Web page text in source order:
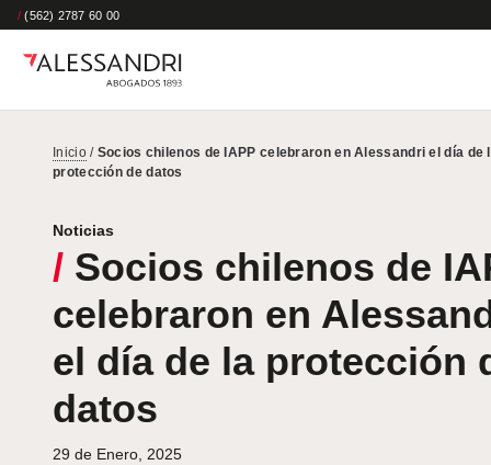
/ (562) 2787 60 00
Inicio/ Socios chilenos de IAPP celebraron en Alessandri el día de
protección de datos
Noticias
/ Socios chilenos de
celebraron en
el día de la protección
datos
29 de Enero, 2025